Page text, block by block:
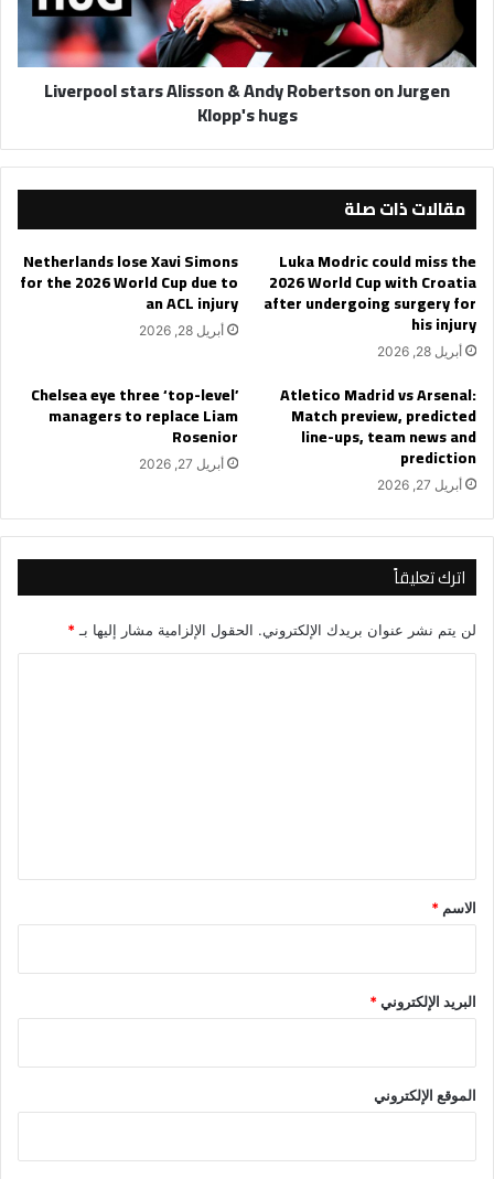
Jurgen
Klopp's
hugs
Liverpool stars Alisson & Andy Robertson on Jurgen
Klopp's hugs
مقالات ذات صلة
Luka Modric could miss the
2026 World Cup with Croatia
after undergoing surgery for
his injury
أبريل 28, 2026
Netherlands lose Xavi Simons
for the 2026 World Cup due to
an ACL injury
أبريل 28, 2026
Atletico Madrid vs Arsenal:
Match preview, predicted
line-ups, team news and
prediction
أبريل 27, 2026
Chelsea eye three ‘top-level’
managers to replace Liam
Rosenior
أبريل 27, 2026
اترك تعليقاً
لن يتم نشر عنوان بريدك الإلكتروني. الحقول الإلزامية مشار إليها بـ*
*
الاسم *
البريد الإلكتروني*
الموقع الإلكتروني